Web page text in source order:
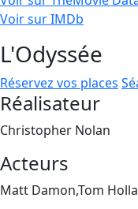
Voir sur IMDb
L'Odyssée
Réservez vos places
Réalisateur
Christopher Nolan
Acteurs
Matt Damon,Tom